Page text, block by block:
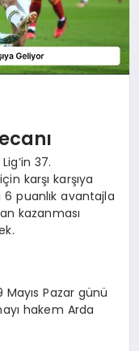
37.
karşı karşıya
puanlık avantajla
kazanması
Pazar günü
hakem Arda